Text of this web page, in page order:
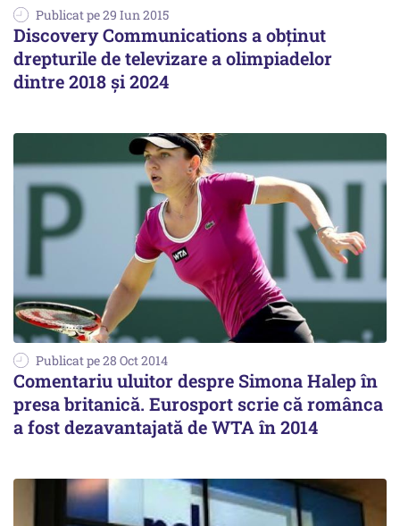
Publicat pe 29 Iun 2015
Discovery Communications a obținut
drepturile de televizare a olimpiadelor
dintre 2018 și 2024
Publicat pe 28 Oct 2014
Comentariu uluitor despre Simona Halep în
presa britanică. Eurosport scrie că românca
a fost dezavantajată de WTA în 2014